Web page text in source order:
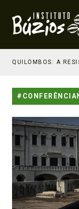
QUILOMBOS: A